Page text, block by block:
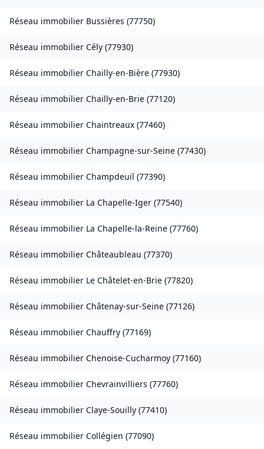
Réseau immobilier Bussières (77750)
Réseau immobilier Cély (77930)
Réseau immobilier Chailly-en-Bière (77930)
Réseau immobilier Chailly-en-Brie (77120)
Réseau immobilier Chaintreaux (77460)
Réseau immobilier Champagne-sur-Seine (77430)
Réseau immobilier Champdeuil (77390)
Réseau immobilier La Chapelle-Iger (77540)
Réseau immobilier La Chapelle-la-Reine (77760)
Réseau immobilier Châteaubleau (77370)
Réseau immobilier Le Châtelet-en-Brie (77820)
Réseau immobilier Châtenay-sur-Seine (77126)
Réseau immobilier Chauffry (77169)
Réseau immobilier Chenoise-Cucharmoy (77160)
Réseau immobilier Chevrainvilliers (77760)
Réseau immobilier Claye-Souilly (77410)
Réseau immobilier Collégien (77090)